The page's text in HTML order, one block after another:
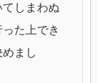
しまわぬ
た上でき
まし